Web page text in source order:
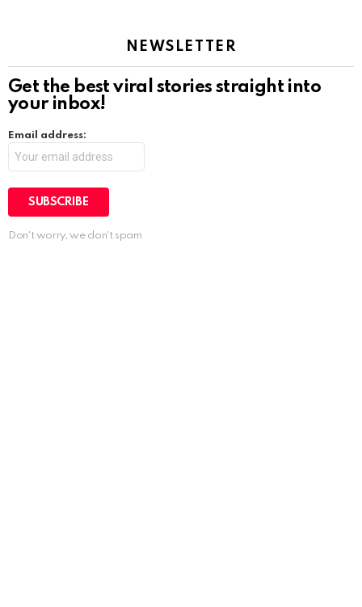
NEWSLETTER
Get the best viral stories straight into
your inbox!
Email address:
Don't worry, we don't spam